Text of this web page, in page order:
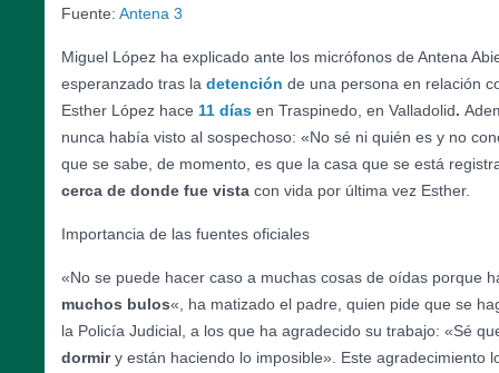
Fuente: Antena 3
Miguel López ha explicado ante los micrófonos de Antena
esperanzado tras la detención de una persona en relación
Esther López hace 11 días en Traspinedo, en Valladolid.
nunca había visto al sospechoso: «No sé ni quién es y no
que se sabe, de momento, es que la casa que se está
cerca de donde fue vista con vida por última vez Esther.
Importancia de las fuentes oficiales
«No se puede hacer caso a muchas cosas de oídas porque
muchos bulos«, ha matizado el padre, quien pide que se
la Policía Judicial, a los que ha agradecido su trabajo: «Sé
dormiry están haciendo lo imposible». Este agradecimiento